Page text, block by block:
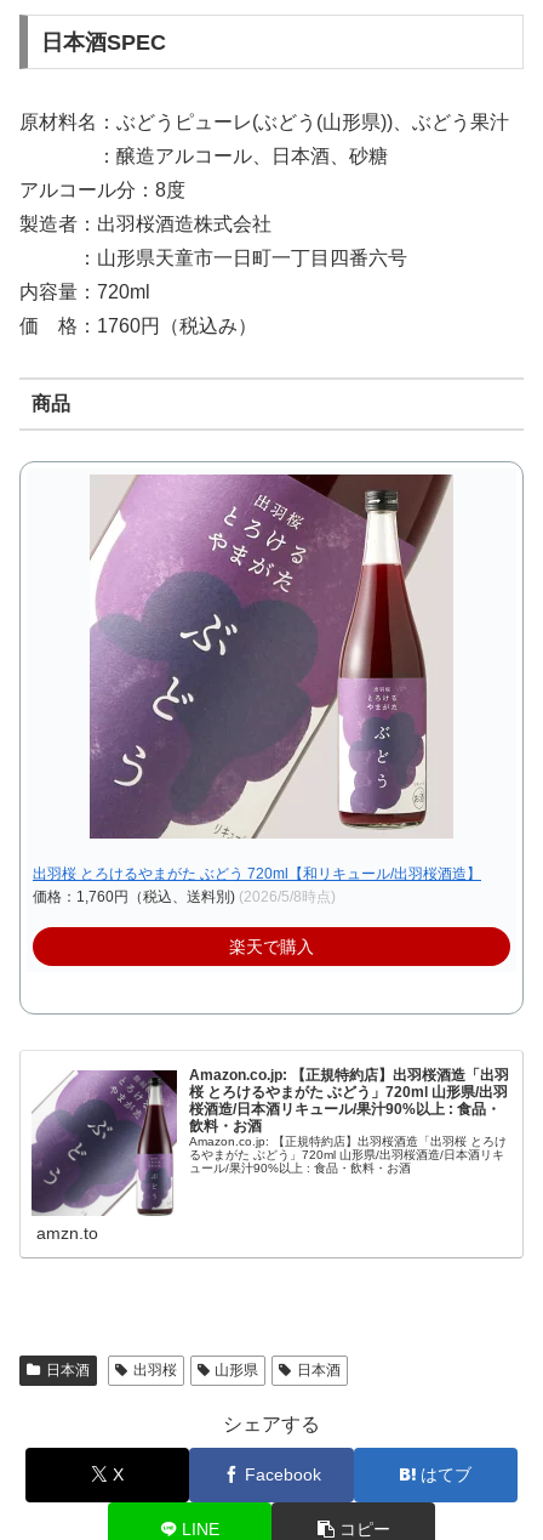
日本酒SPEC
原材料名：ぶどうピューレ(ぶどう(山形県))、ぶどう果汁
：醸造アルコール、日本酒、砂糖
アルコール分：8度
製造者：出羽桜酒造株式会社
：山形県天童市一日町一丁目四番六号
内容量：720ml
価 格：1760円（税込み）
商品
出羽桜 とろけるやまがた ぶどう 720ml【和リキュール/出羽桜酒造】
価格：1,760円（税込、送料別) (2026/5/8時点)
楽天で購入
Amazon.co.jp: 【正規特約店】出羽桜酒造「出羽
桜 とろけるやまがた ぶどう」720ml 山形県/出羽
桜酒造/日本酒リキュール/果汁90%以上 : 食品・
飲料・お酒
Amazon.co.jp: 【正規特約店】出羽桜酒造「出羽桜 とろけ
るやまがた ぶどう」720ml 山形県/出羽桜酒造/日本酒リキ
ュール/果汁90%以上 : 食品・飲料・お酒
amzn.to
日本酒 出羽桜 山形県 日本酒
シェアする
X Facebook はてブ
LINE コピー